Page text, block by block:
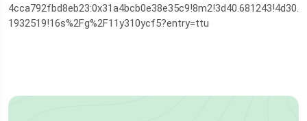
4cca792fbd8eb23:0x31a4bcb0e38e35c9!8m2!3d40.681243!4d30.
1932519!16s%2Fg%2F11y310ycf5?entry=ttu